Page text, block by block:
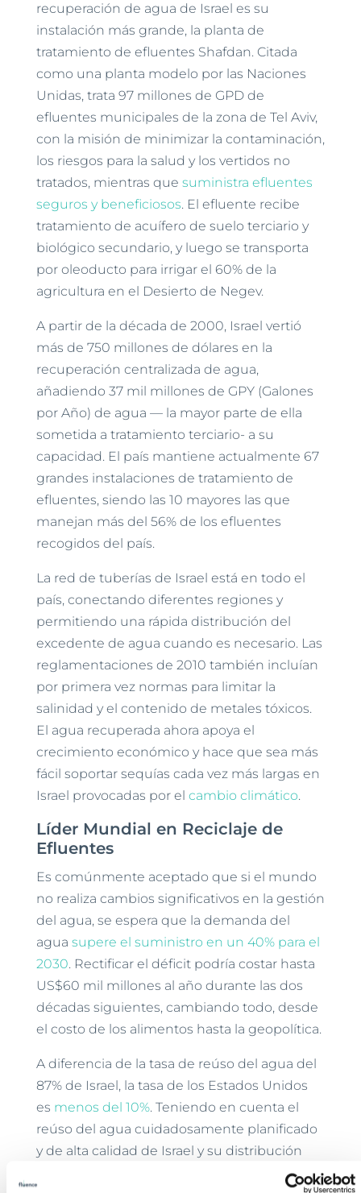
recuperación de agua de Israel es su
instalación más grande, la planta de
tratamiento de efluentes Shafdan. Citada
como una planta modelo por las Naciones
Unidas, trata 97 millones de GPD de
efluentes municipales de la zona de Tel Aviv,
con la misión de minimizar la contaminación,
los riesgos para la salud y los vertidos no
tratados, mientras que suministra efluentes
seguros y beneficiosos. El efluente recibe
tratamiento de acuífero de suelo terciario y
biológico secundario, y luego se transporta
por oleoducto para irrigar el 60% de la
agricultura en el Desierto de Negev.
A partir de la década de 2000, Israel vertió
más de 750 millones de dólares en la
recuperación centralizada de agua,
añadiendo 37 mil millones de GPY (Galones
por Año) de agua — la mayor parte de ella
sometida a tratamiento terciario- a su
capacidad. El país mantiene actualmente 67
grandes instalaciones de tratamiento de
efluentes, siendo las 10 mayores las que
manejan más del 56% de los efluentes
recogidos del país.
La red de tuberías de Israel está en todo el
país, conectando diferentes regiones y
permitiendo una rápida distribución del
excedente de agua cuando es necesario. Las
reglamentaciones de 2010 también incluían
por primera vez normas para limitar la
salinidad y el contenido de metales tóxicos.
El agua recuperada ahora apoya el
crecimiento económico y hace que sea más
fácil soportar sequías cada vez más largas en
Israel provocadas por el cambio climático.
Líder Mundial en Reciclaje de
Efluentes
Es comúnmente aceptado que si el mundo
no realiza cambios significativos en la gestión
del agua, se espera que la demanda del
agua supere el suministro en un 40% para el
2030. Rectificar el déficit podría costar hasta
US$60 mil millones al año durante las dos
décadas siguientes, cambiando todo, desde
el costo de los alimentos hasta la geopolítica.
A diferencia de la tasa de reúso del agua del
87% de Israel, la tasa de los Estados Unidos
es menos del 10%. Teniendo en cuenta el
reúso del agua cuidadosamente planificado
y de alta calidad de Israel y su distribución